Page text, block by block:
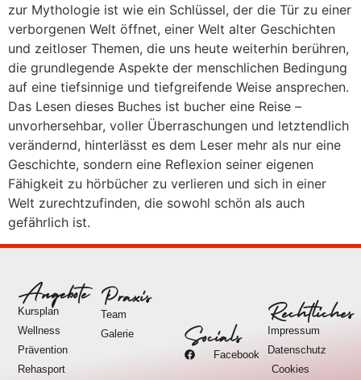
zur Mythologie ist wie ein Schlüssel, der die Tür zu einer
verborgenen Welt öffnet, einer Welt alter Geschichten
und zeitloser Themen, die uns heute weiterhin berühren,
die grundlegende Aspekte der menschlichen Bedingung
auf eine tiefsinnige und tiefgreifende Weise ansprechen.
Das Lesen dieses Buches ist bucher eine Reise –
unvorhersehbar, voller Überraschungen und letztendlich
verändernd, hinterlässt es dem Leser mehr als nur eine
Geschichte, sondern eine Reflexion seiner eigenen
Fähigkeit zu hörbücher zu verlieren und sich in einer
Welt zurechtzufinden, die sowohl schön als auch
gefährlich ist.
Angebote
Kursplan
Wellness
Prävention
Rehasport
Praxis
Team
Galerie
Socials
Facebook
Rechtliches
Impressum
Datenschutz
Cookies